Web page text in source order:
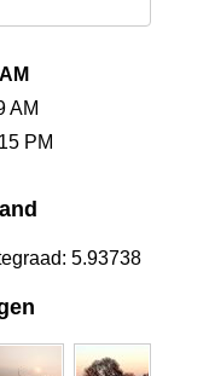
AM
PM
5.93738